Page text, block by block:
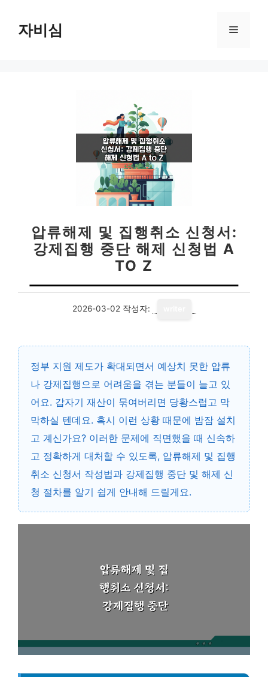
자비심 메
압류해제 및 집행취소 신청서:
강제집행 중단 해제 신청법 A
TO Z
2026-03-02 작성자:
정부 지원 제도가 확대되면서 예상치 못한 압류
나 강제집행으로 어려움을 겪는 분들이 늘고 있
어요. 갑자기 재산이 묶여버리면 당황스럽고 막
막하실 텐데요. 혹시 이런 상황 때문에 밤잠 설치
고 계신가요? 이러한 문제에 직면했을 때 신속하
고 정확하게 대처할 수 있도록, 압류해제 및 집행
취소 신청서 작성법과 강제집행 중단 및 해제 신
청 절차를 알기 쉽게 안내해 드릴게요.